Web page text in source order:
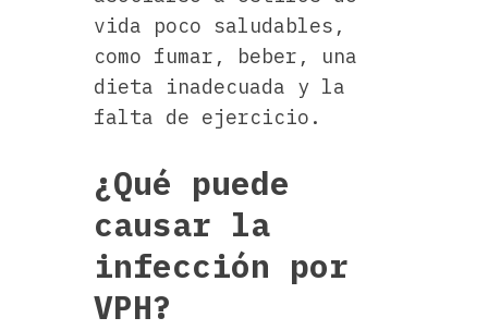
vida poco saludables,
como fumar, beber, una
dieta inadecuada y la
falta de ejercicio.
¿Qué puede
causar la
infección por
VPH?